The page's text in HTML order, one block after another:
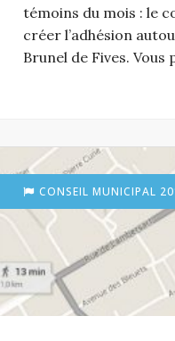
témoins du mois : le
créer l’adhésion
Brunel de Fives.
CONSEIL MUNICIPAL